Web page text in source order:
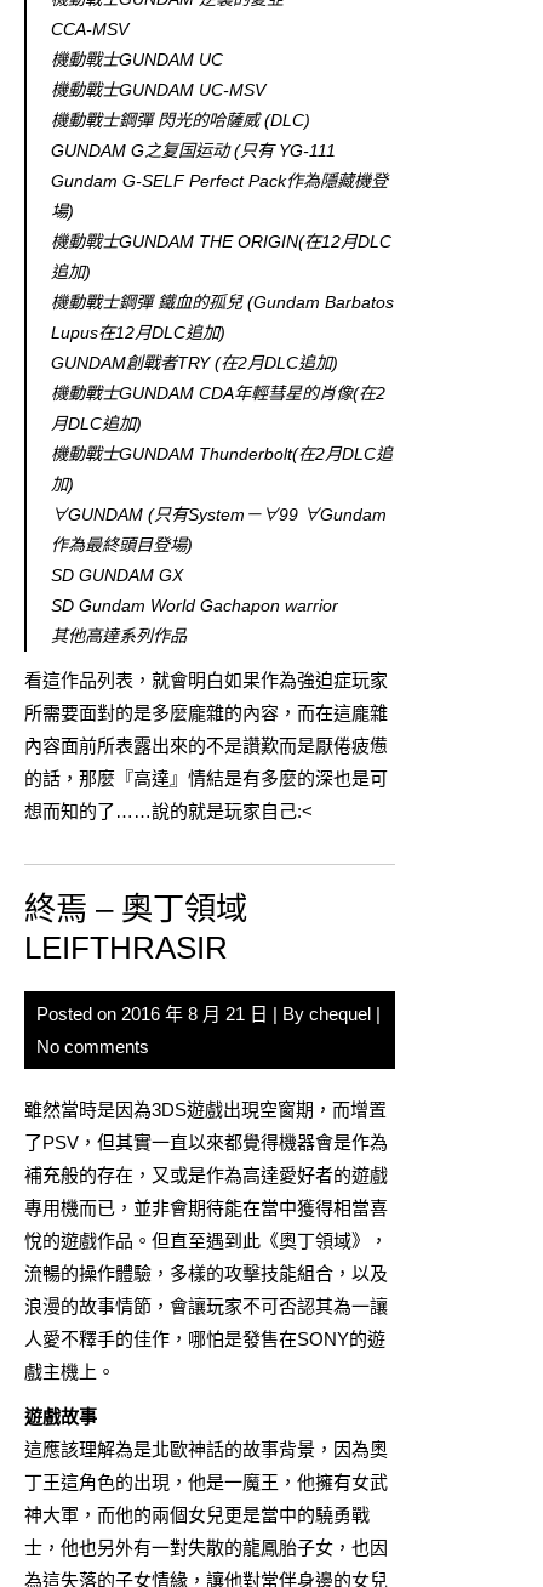
CCA-MSV
機動戰士GUNDAM UC
機動戰士GUNDAM UC-MSV
機動戰士鋼彈 閃光的哈薩威 (DLC)
GUNDAM G之复国运动 (只有 YG-111
Gundam G-SELF Perfect Pack作為隱藏機登
場)
機動戰士GUNDAM THE ORIGIN(在12月DLC
追加)
機動戰士鋼彈 鐵血的孤兒 (Gundam Barbatos
Lupus在12月DLC追加)
GUNDAM創戰者TRY (在2月DLC追加)
機動戰士GUNDAM CDA年輕彗星的肖像(在2
月DLC追加)
機動戰士GUNDAM Thunderbolt(在2月DLC追
加)
∀GUNDAM (只有System－∀99 ∀Gundam
作為最終頭目登場)
SD GUNDAM GX
SD Gundam World Gachapon warrior
其他高達系列作品
看這作品列表，就會明白如果作為強迫症玩家
所需要面對的是多麼龐雜的內容，而在這龐雜
內容面前所表露出來的不是讚歎而是厭倦疲憊
的話，那麼『高達』情結是有多麼的深也是可
想而知的了……說的就是玩家自己:<
終焉 – 奧丁領域
LEIFTHRASIR
Posted on 2016 年 8 月 21 日 | By chequel |
No comments
雖然當時是因為3DS遊戲出現空窗期，而增置
了PSV，但其實一直以來都覺得機器會是作為
補充般的存在，又或是作為高達愛好者的遊戲
專用機而已，並非會期待能在當中獲得相當喜
悅的遊戲作品。但直至遇到此《奧丁領域》，
流暢的操作體驗，多樣的攻擊技能組合，以及
浪漫的故事情節，會讓玩家不可否認其為一讓
人愛不釋手的佳作，哪怕是發售在SONY的遊
戲主機上。
遊戲故事
這應該理解為是北歐神話的故事背景，因為奧
丁王這角色的出現，他是一魔王，他擁有女武
神大軍，而他的兩個女兒更是當中的驍勇戰
士，他也另外有一對失散的龍鳳胎子女，也因
為這失落的子女情緣，讓他對常伴身邊的女兒